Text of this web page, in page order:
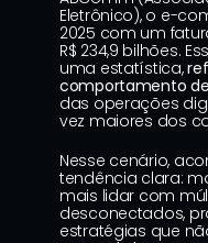
Eletrônico), o e-
2025 com um
R$ 234,9 bilhões.
uma estatística,
comportamento
das operações
vez maiores dos
Nesse cenário,
tendência clara:
mais lidar com
desconectados,
estratégias que